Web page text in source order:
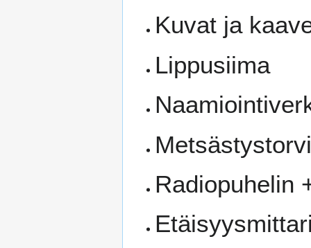
Kuvat ja
Lippusiima
Radiopuhelin